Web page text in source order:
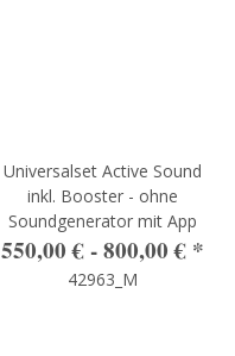
Universalset Active Sound
inkl. Booster - ohne
Soundgenerator mit App
550,00 € -800,00 € *
42963_M